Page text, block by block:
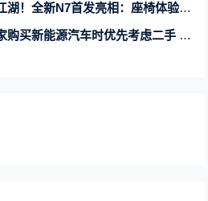
全新N7首发亮相：座椅体验超百万豪车
新能源汽车时优先考虑二手 更具性价比